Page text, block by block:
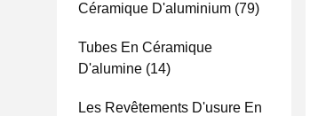
Céramique D'aluminium (79)
Tubes En Céramique
D'alumine (14)
Les Revêtements D'usure En